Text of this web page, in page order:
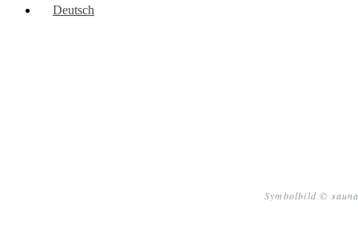
Symbolbild ©
Deutsch